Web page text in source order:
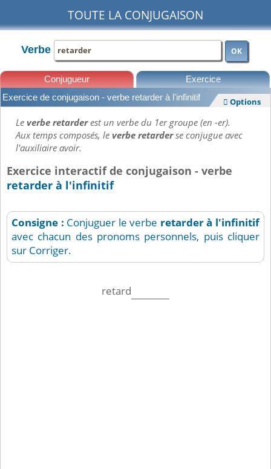
TOUTE LA CONJUGAISON
Verbe OK
Conjugueur Exercice
Exercice de conjugaison - verbe retarder à l'infinitif  Options
Leverbe retarderest un verbe du 1er groupe (en -er).
Aux temps composés, leverbe retarderse conjugue avec
l'auxiliaire avoir.
Exercice interactif de conjugaison - verbe
retarder à l'infinitif
Consigne : Conjuguer le verbe retarderà l'infinitif
avec chacun des pronoms personnels, puis cliquer
sur Corriger.
retard